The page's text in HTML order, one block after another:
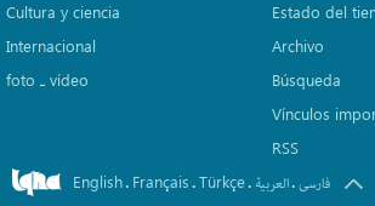
Cultura y ciencia
Internacional
foto ـ vídeo
Estado del
Archivo
Búsqueda
Vínculos
RSS
English. Français.Türkçe. العربیة.فارسی